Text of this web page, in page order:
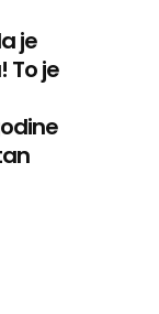
je
To je